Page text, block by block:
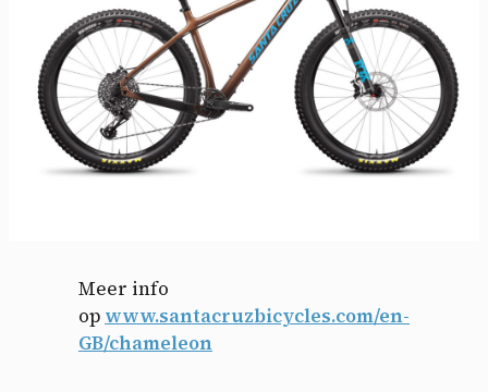
Meer info
op www.santacruzbicycles.com/en-
GB/chameleon